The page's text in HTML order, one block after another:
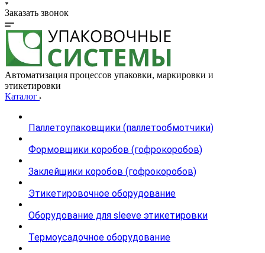
Заказать звонок
Автоматизация процессов упаковки, маркировки и
этикетировки
Каталог
Паллетоупаковщики (паллетообмотчики)
Формовщики коробов (гофрокоробов)
Заклейщики коробов (гофрокоробов)
Этикетировочное оборудование
Оборудование для sleeve этикетировки
Термоусадочное оборудование